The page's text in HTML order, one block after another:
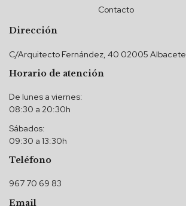
Contacto
Dirección
C/Arquitecto Fernández, 40 02005 Albacete
Horario de atención
De lunes a viernes:
08:30 a 20:30h
Sábados:
09:30 a 13:30h
Teléfono
967 70 69 83
Email